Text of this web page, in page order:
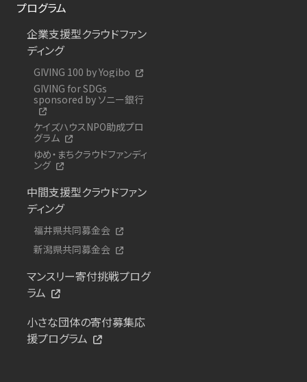
プログラム
企業支援型クラウドファン
ディング
GIVING 100 by Yogibo
GIVING for SDGs
sponsored by ソニー銀行
ケイズハウスNPO助成プロ
グラム
ゆめ・まちクラウドファンディ
ング
中間支援型クラウドファン
ディング
福井県共同募金会
新潟県共同募金会
マンスリー寄付挑戦プログ
ラム
小さな団体の寄付募集応
援プログラム